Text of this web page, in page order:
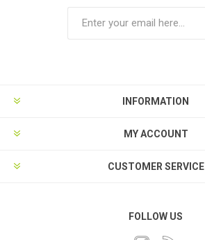
INFORMATION
MY ACCOUNT
CUSTOMER SERVICE
FOLLOW US